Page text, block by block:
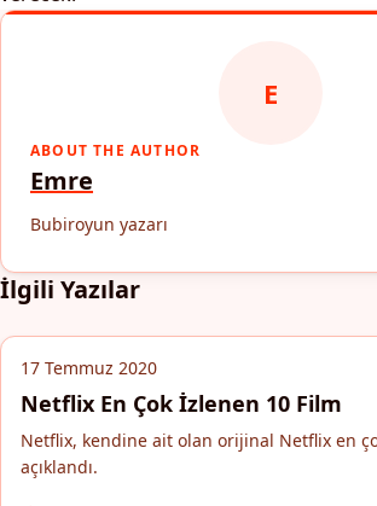
E
ABOUT THE AUTHOR
Emre
Bubiroyun yazarı
İlgili Yazılar
17 Temmuz 2020
Netflix En Çok İzlenen 10 Film
Netflix, kendine ait olan orijinal Netflix en
açıklandı.